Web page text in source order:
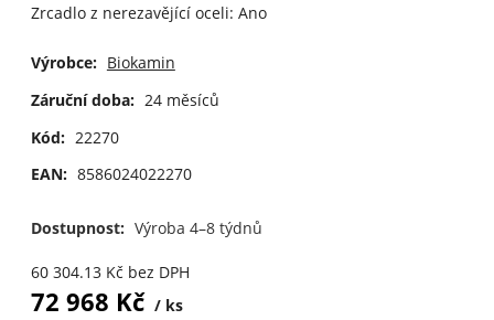
Zrcadlo z nerezavějící oceli: Ano
Výrobce: Biokamin
Záruční doba: 24 měsíců
Kód: 22270
EAN: 8586024022270
Dostupnost: Výroba 4–8 týdnů
60 304.13Kč bez DPH
72 968 Kč ks